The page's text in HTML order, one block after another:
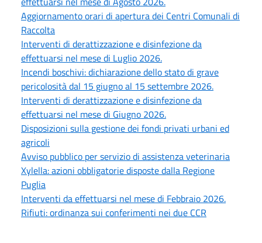
Aggiornamento orari di apertura dei Centri Comunali di
Raccolta
Interventi di derattizzazione e disinfezione da
effettuarsi nel mese di Luglio 2026.
Incendi boschivi: dichiarazione dello stato di grave
pericolosità dal 15 giugno al 15 settembre 2026.
Interventi di derattizzazione e disinfezione da
effettuarsi nel mese di Giugno 2026.
Disposizioni sulla gestione dei fondi privati urbani ed
agricoli
Avviso pubblico per servizio di assistenza veterinaria
Xylella: azioni obbligatorie disposte dalla Regione
Puglia
Interventi da effettuarsi nel mese di Febbraio 2026.
Rifiuti: ordinanza sui conferimenti nei due CCR